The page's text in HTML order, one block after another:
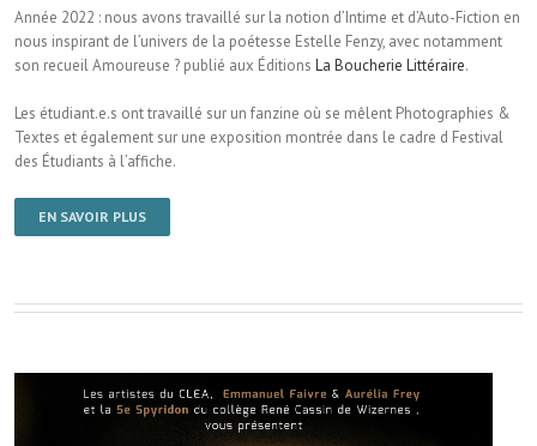
Année 2022 : nous avons travaillé sur la notion d’Intime et d’Auto-Fiction en
nous inspirant de l’univers de la poétesse Estelle Fenzy, avec notamment
son recueil Amoureuse ? publié aux Éditions La Boucherie Littéraire.
Les étudiant.e.s ont travaillé sur un fanzine où se mêlent Photographies &
Textes et également sur une exposition montrée dans le cadre d Festival
des Étudiants à l’affiche.
EN SAVOIR PLUS